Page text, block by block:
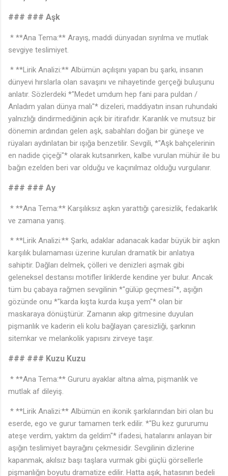
### ### Aşk
* **Ana Tema:** Arayış, maddi dünyadan sıyrılma ve mutlak
sevgiye teslimiyet.
* **Lirik Analizi:** Albümün açılışını yapan bu şarkı, insanın
dünyevi hırslarla olan savaşını ve nihayetinde gerçeği buluşunu
anlatır. Sözlerdeki *"Medet umdum hep fani para puldan /
Anladım yalan dünya malı"* dizeleri, maddiyatın insan ruhundaki
yalnızlığı dindirmediğinin açık bir itirafıdır. Karanlık ve mutsuz bir
dönemin ardından gelen aşk, sabahları doğan bir güneşe ve
rüyaları aydınlatan bir ışığa benzetilir. Sevgili, *"Aşk bahçelerinin
en nadide çiçeği"* olarak kutsanırken, kalbe vurulan mühür ile bu
bağın ezelden beri var olduğu ve kaçınılmaz olduğu vurgulanır.
### ### Ay
* **Ana Tema:** Karşılıksız aşkın yarattığı çaresizlik, fedakarlık
ve zamana yanış.
* **Lirik Analizi:** Şarkı, adaklar adanacak kadar büyük bir aşkın
karşılık bulamaması üzerine kurulan dramatik bir anlatıya
sahiptir. Dağları delmek, çölleri ve denizleri aşmak gibi
geleneksel destansı motifler liriklerde kendine yer bulur. Ancak
tüm bu çabaya rağmen sevgilinin *"gülüp geçmesi"*, aşığın
gözünde onu *"karda kışta kurda kuşa yem"* olan bir
maskaraya dönüştürür. Zamanın akıp gitmesine duyulan
pişmanlık ve kaderin eli kolu bağlayan çaresizliği, şarkının
sitemkar ve melankolik yapısını zirveye taşır.
### ### Kuzu Kuzu
* **Ana Tema:** Gururu ayaklar altına alma, pişmanlık ve
mutlak af dileyiş.
* **Lirik Analizi:** Albümün en ikonik şarkılarından biri olan bu
eserde, ego ve gurur tamamen terk edilir. *"Bu kez gururumu
ateşe verdim, yaktım da geldim"* ifadesi, hatalarını anlayan bir
aşığın teslimiyet bayrağını çekmesidir. Sevgilinin dizlerine
kapanmak, akılsız başı taşlara vurmak gibi güçlü görsellerle
pişmanlığın boyutu dramatize edilir. Hatta aşık, hatasının bedeli
🎵